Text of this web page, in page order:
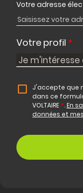
Votre adresse
Votre profil *
J'accepte que
dans ce
VOLTAIRE *.En
données et